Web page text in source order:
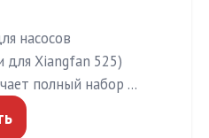
насосов
для Xiangfan 525)
полный набор …